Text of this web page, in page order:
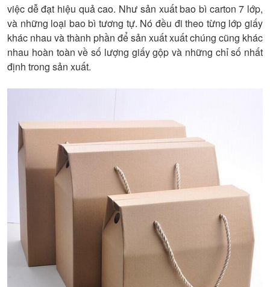
việc dễ đạt hiệu quả cao. Như sản xuất bao bì carton 7 lớp,
và những loại bao bì tương tự. Nó đều đi theo từng lớp giấy
khác nhau và thành phần để sản xuất xuất chúng cũng khác
nhau hoàn toàn về số lượng giấy gộp và những chỉ số nhất
định trong sản xuất.